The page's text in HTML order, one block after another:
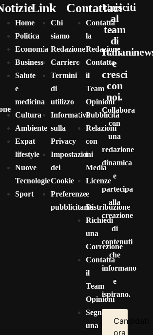
Home
Politica
Economia
Business
Salute
e
medicina
Cultura
Ambiente
Expat
lifestyle
Nuove
Tecnologie
Sport
Link
Chi
siamo
Redazione
Carriere
Termini
di
utilizzo
Informativa
sulla
Privacy
Impostazioni
dei
Cookie
Preferenze
pubblicitarie
Contattaci
Contatta
la
Redazione
Contatta
il
Team
Opinioni
Pubblicità
Relazioni
con
i
Media
Licenze
e
Distribuzione
Richiedi
una
Correzione
Contatta
il
Team
Opinioni
Segnala
una
Unisciti
al
team
di
e
cresci
con
noi.
Collabora
con
una
redazione
dinamica
e
partecipa
alla
creazione
di
contenuti
che
informano
e
ispirano.
Candidati
ora